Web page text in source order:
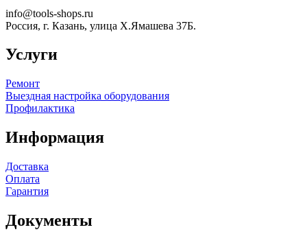
info@tools-shops.ru
Россия, г. Казань, улица Х.Ямашева 37Б.
Услуги
Ремонт
Выездная настройка оборудования
Профилактика
Информация
Доставка
Оплата
Гарантия
Документы